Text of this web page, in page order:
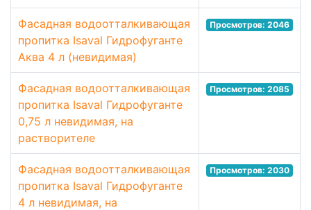
Фасадная водоотталкивающая
пропитка Isaval Гидрофуганте
Аква 4 л (невидимая)
Просмотров: 2046
Фасадная водоотталкивающая
пропитка Isaval Гидрофуганте
0,75 л невидимая, на
растворителе
Просмотров: 2085
Фасадная водоотталкивающая
пропитка Isaval Гидрофуганте
4 л невидимая, на
Просмотров: 2030